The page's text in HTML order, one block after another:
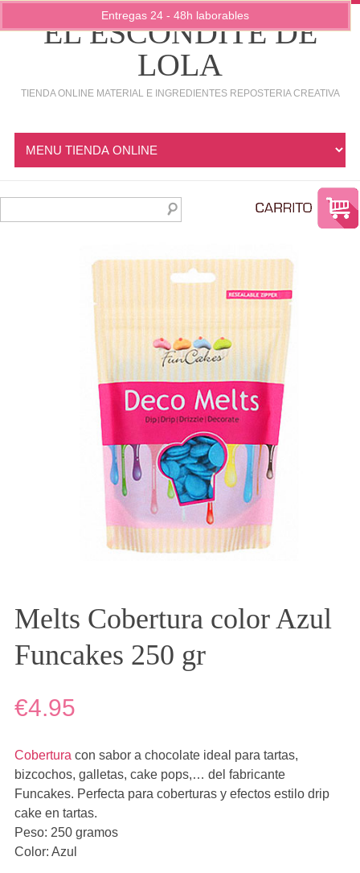
EL ESCONDITE DE
LOLA
TIENDA ONLINE MATERIAL E INGREDIENTES REPOSTERIA CREATIVA
Melts Cobertura color Azul
Funcakes 250 gr
€4.95
Cobertura con sabor a chocolate ideal para tartas,
bizcochos, galletas, cake pops,… del fabricante
Funcakes. Perfecta para coberturas y efectos estilo drip
cake en tartas.
Peso: 250 gramos
Color: Azul
Entregas 24 - 48h laborables